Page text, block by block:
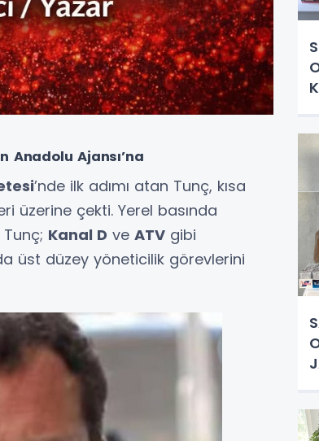
Anadolu Ajansı’na
’nde ilk adımı atan Tunç, kısa
üzerine çekti. Yerel basında
Kanal D ve ATV gibi
üst düzey yöneticilik görevlerini